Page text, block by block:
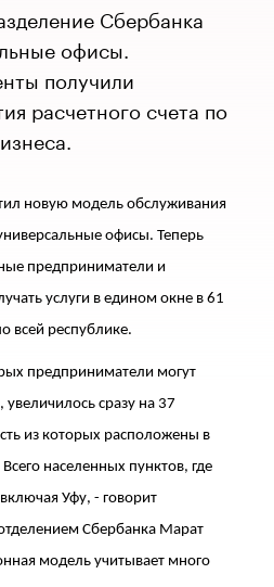
Сбербанка
офисы.
получили
расчетного счета по
новую модель обслуживания
офисы. Теперь
предприниматели и
услуги в едином окне в 61
всей республике.
предприниматели могут
увеличилось сразу на 37
из которых расположены в
населенных пунктов, где
Уфу, - говорит
Сбербанка Марат
модель учитывает много